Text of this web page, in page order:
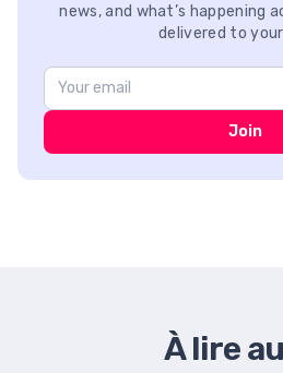
news, and what’s happening
delivered to
Join
À lire